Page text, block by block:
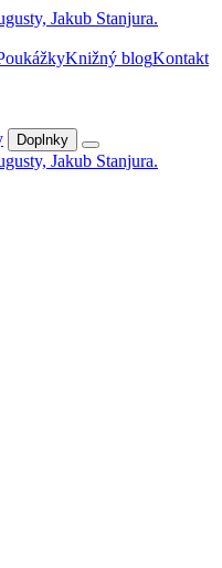
Knižný blogKontakt
Doplnky